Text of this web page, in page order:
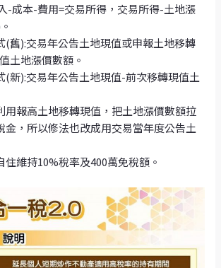
-成本-費用=交易所得，交易所得-土地漲
(舊):交易年公告土地現值或申報土地移轉
土地漲價數額。
(新):交易年公告土地現值-前次移轉現值土
用報高土地移轉現值，把土地漲價數額拉
金，所以修法也改成用交易當年度公告土
維持10%稅率及400萬免稅額。